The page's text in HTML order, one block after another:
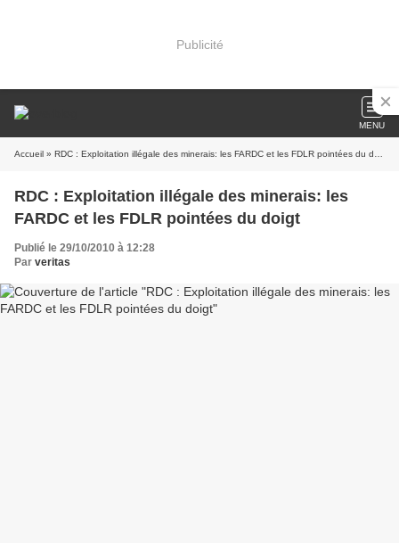
Publicité
MENU
Accueil » RDC : Exploitation illégale des minerais: les FARDC et les FDLR pointées du doigt
RDC : Exploitation illégale des minerais: les
FARDC et les FDLR pointées du doigt
Publié le 29/10/2010 à 12:28
Par veritas